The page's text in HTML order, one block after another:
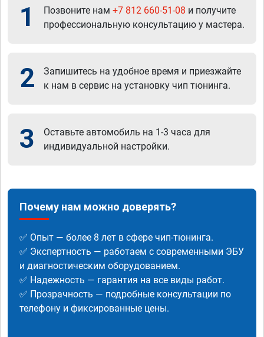
1 Позвоните нам +7 812 660-51-08 и получите
профессиональную консультацию у мастера.
2
Запишитесь на удобное время и приезжайте
к нам в сервис на установку чип тюнинга.
3
Оставьте автомобиль на 1-3 часа для
индивидуальной настройки.
Почему нам можно доверять?
✅ Опыт — более 8 лет в сфере чип-тюнинга.
✅ Экспертность — работаем с современными ЭБУ
и диагностическим оборудованием.
✅ Надежность — гарантия на все виды работ.
✅ Прозрачность — подробные консультации по
телефону и фиксированные цены.